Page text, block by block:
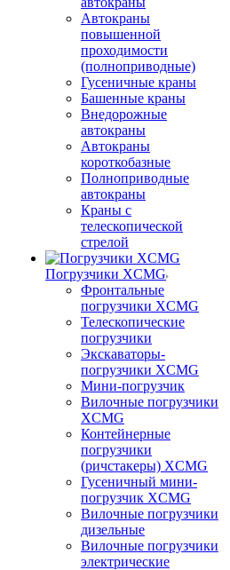
Автокраны
повышенной
проходимости
(полноприводные)
Гусеничные краны
Башенные краны
Внедорожные
автокраны
Автокраны
короткобазные
Полноприводные
автокраны
Краны с
телескопической
стрелой
Погрузчики XCMG
Фронтальные
погрузчики XCMG
Телескопические
погрузчики
Экскаваторы-
погрузчики XCMG
Мини-погрузчик
Вилочные погрузчики
XCMG
Контейнерные
погрузчики
(ричстакеры) XCMG
Гусеничный мини-
погрузчик XCMG
Вилочные погрузчики
дизельные
Вилочные погрузчики
электрические